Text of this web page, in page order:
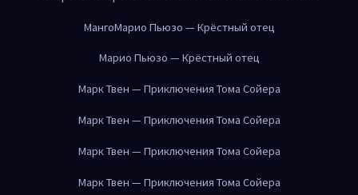
МангоМарио Пьюзо — Крёстный отец
Марио Пьюзо — Крёстный отец
Марк Твен — Приключения Тома Сойера
Марк Твен — Приключения Тома Сойера
Марк Твен — Приключения Тома Сойера
Марк Твен — Приключения Тома Сойера